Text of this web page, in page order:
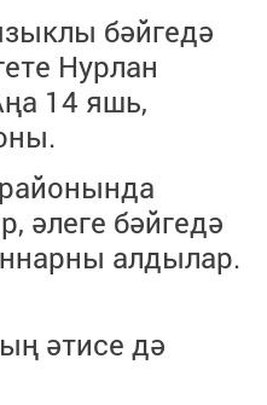
бәйгедә
Нурлан
14 яшь,
әлеге бәйгедә
алдылар.
әтисе дә